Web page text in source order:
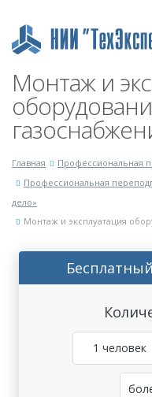
Монтаж и
Главная
Профессиональная
Профессиональная
дело»
Монтаж и эксплуатация
1 человек